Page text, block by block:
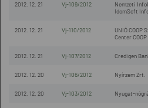
2012. 12. 21 Vj-109/2012
Nemzeti
IdomSoft
2012. 12. 21 Vj-110/2012
UNIÓ COOP
Center COOP
2012. 12. 21 Vj-107/2012 Credigen
2012. 12. 20 Vj-106/2012 Nyírzem Zrt.
2012. 12. 20 Vj-103/2012 Nyugat-